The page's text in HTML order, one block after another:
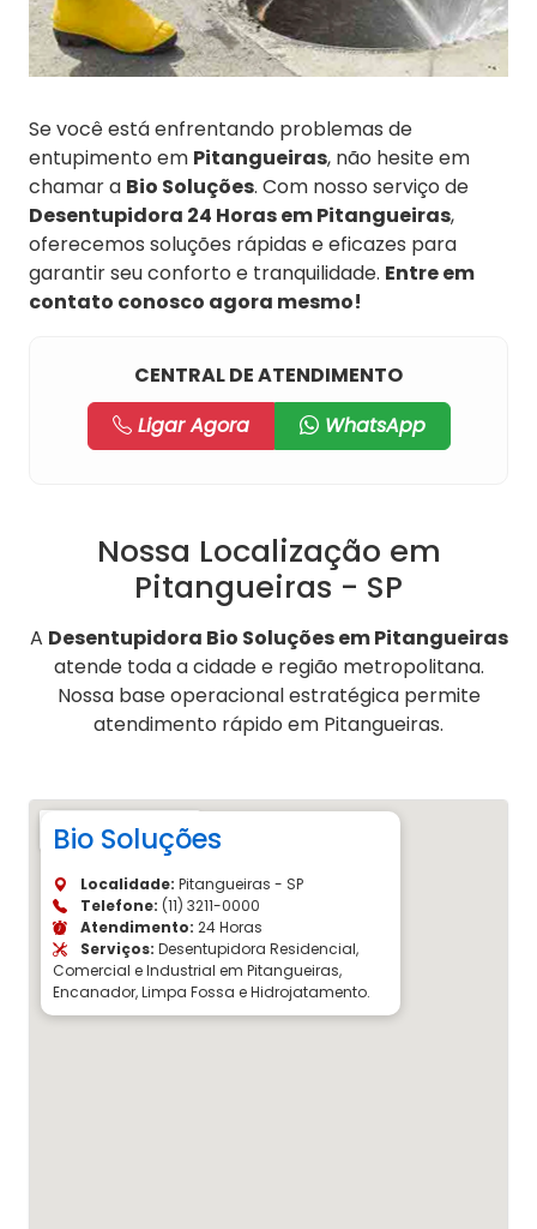
Se você está enfrentando problemas de
entupimento em Pitangueiras, não hesite em
chamar a Bio Soluções. Com nosso serviço de
Desentupidora 24 Horas em Pitangueiras,
oferecemos soluções rápidas e eficazes para
garantir seu conforto e tranquilidade. Entre em
contato conosco agora mesmo!
CENTRAL DE ATENDIMENTO
Ligar Agora
WhatsApp
Nossa Localização em
Pitangueiras - SP
A Desentupidora Bio Soluções em Pitangueiras
atende toda a cidade e região metropolitana.
Nossa base operacional estratégica permite
atendimento rápido em Pitangueiras.
Bio Soluções
Localidade: Pitangueiras - SP
Telefone: (11) 3211-0000
Atendimento: 24 Horas
Serviços: Desentupidora Residencial,
Comercial e Industrial em Pitangueiras,
Encanador, Limpa Fossa e Hidrojatamento.